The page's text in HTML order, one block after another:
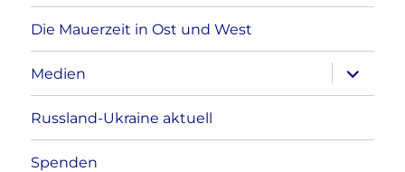
Die Mauerzeit in Ost und West
Medien
anzeigen
Russland-Ukraine aktuell
Spenden